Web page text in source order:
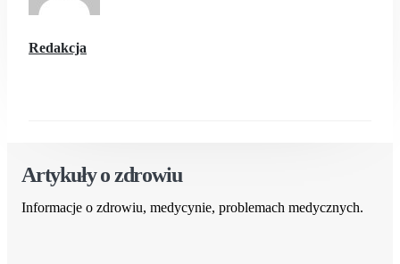
Redakcja
Artykuły o zdrowiu
Informacje o zdrowiu, medycynie, problemach medycznych.